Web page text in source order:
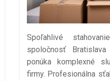
Spoľahlivé
spoločnosť
ponúka komplexné
firmy. Profesionálna